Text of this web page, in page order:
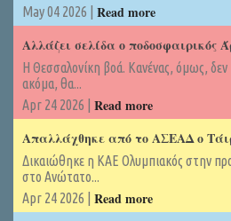
May 04 2026 | Read more
Αλλάζει σελίδα ο ποδοσφαιρικός
Η Θεσσαλονίκη βοά. Κανένας, όμως, δεν
ακόμα, θα...
Apr 24 2026 | Read more
Απαλλάχθηκε από το ΑΣΕΑΔ ο
Δικαιώθηκε η ΚΑΕ Ολυμπιακός στην
στο Ανώτατο...
Apr 24 2026 | Read more